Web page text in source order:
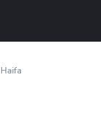
Haifa